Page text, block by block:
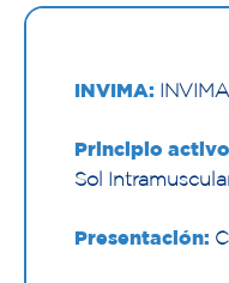
INVIMA:
Principio
Sol
Presentación: